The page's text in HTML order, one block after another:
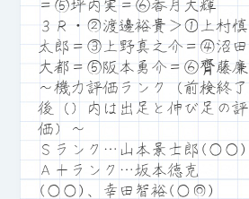
＝⑤坪内実＝⑥香月大輝
３Ｒ・②渡邊裕貴＞①上村慎
太郎＝③上野真之介＝④沼田
大都＝⑤阪本勇介＝⑥齊藤廉
～機力評価ランク（前検終了
後（）内は出足と伸び足の評
価）～
Ｓランク…山本景士郎(○○)
Ａ＋ランク…坂本徳克
(○○)、幸田智裕(○◎)